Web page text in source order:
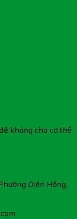
kháng cho cơ thể
Diên Hồng,